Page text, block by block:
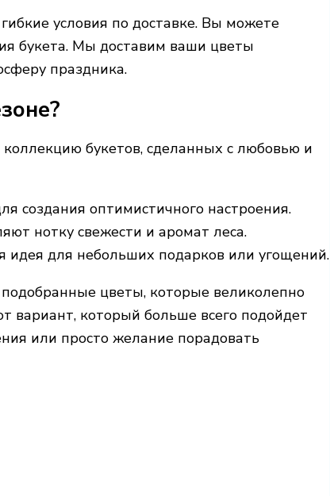
условия по доставке. Вы можете
букета. Мы доставим ваши цветы
праздника.
букетов, сделанных с любовью и
создания оптимистичного настроения.
нотку свежести и аромат леса.
идея для небольших подарков или угощений.
цветы, которые великолепно
вариант, который больше всего подойдет
или просто желание порадовать